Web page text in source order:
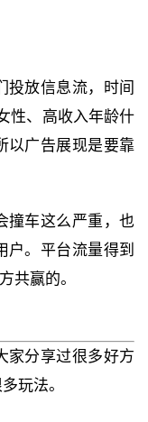
投放信息流，时间
性、高收入年龄什
以广告展现是要靠
撞车这么严重，也
户。平台流量得到
共赢的。
家分享过很多好方
玩法。